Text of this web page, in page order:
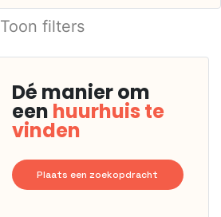
Toon filters
Dé manier om
een huurhuis te
vinden
Plaats een zoekopdracht